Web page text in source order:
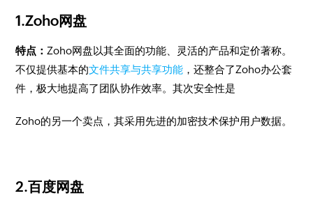
1.Zoho网盘
特点： Zoho网盘以其全面的功能、灵活的产品和定价著称。
不仅提供基本的文件共享与共享功能 ，还整合了Zoho办公套
件，极大地提高了团队协作效率。其次安全性是
Zoho的另一个卖点，其采用先进的加密技术保护用户数据。
2.百度网盘